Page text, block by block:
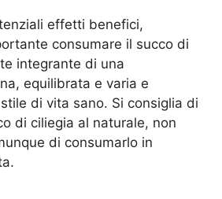
effetti benefici,
consumare il succo di
integrante di una
equilibrata e varia e
di vita sano. Si consiglia di
di ciliegia al naturale, non
di consumarlo in